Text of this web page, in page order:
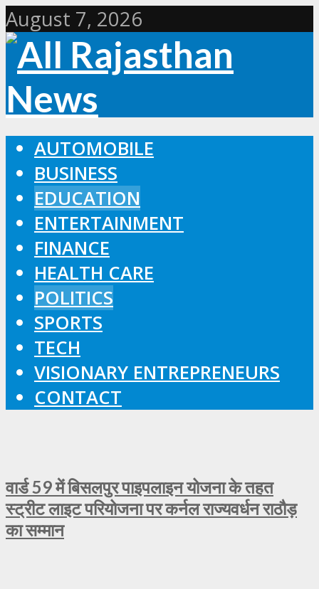
August 7, 2026
AUTOMOBILE
BUSINESS
EDUCATION
ENTERTAINMENT
FINANCE
HEALTH CARE
POLITICS
SPORTS
TECH
VISIONARY ENTREPRENEURS
CONTACT
वार्ड 59 में बिसलपुर पाइपलाइन योजना के तहत
स्ट्रीट लाइट परियोजना पर कर्नल राज्यवर्धन राठौड़
का सम्मान